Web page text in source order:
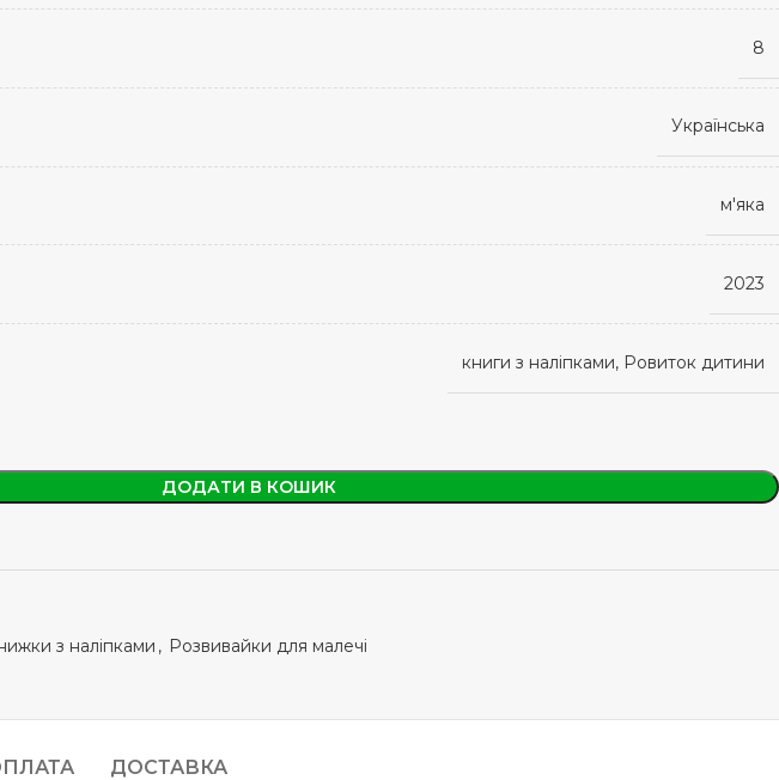
8
Українська
м'яка
2023
книги з наліпками, Ровиток дитини
ДОДАТИ В КОШИК
з наліпками , Розвивайки для малечі
ДОСТАВКА